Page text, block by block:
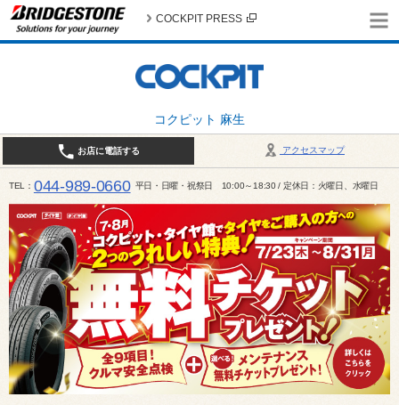
コクピット 麻生
COCKPIT PRESS
アクセスマップ
お店に電話する
TEL 044-989-0660 平日・日曜・祝祭日 10:00～18:30 / 定休日：火曜日、水曜日